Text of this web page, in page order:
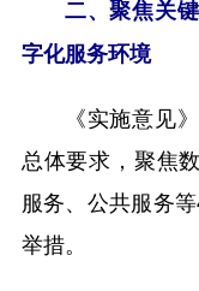
二、聚焦关
字化服务环境
《实施意见
总体要求，聚焦
服务、公共服务
举措。